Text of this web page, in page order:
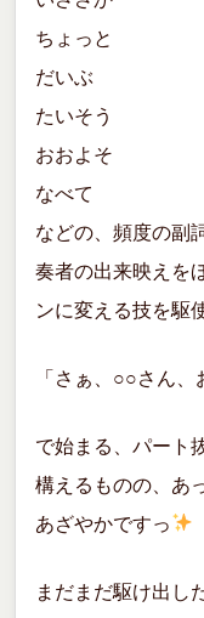
ちょっと
だいぶ
たいそう
おおよそ
なべて
などの、頻度の副
奏者の出来映えを
ンに変える技を駆
「さぁ、○○さん、
で始まる、パート
構えるものの、あ
あざやかですっ
まだまだ駆け出し